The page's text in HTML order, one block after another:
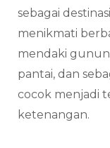
sebagai
menikmati
mendaki
pantai, dan
cocok menjadi
ketenangan.